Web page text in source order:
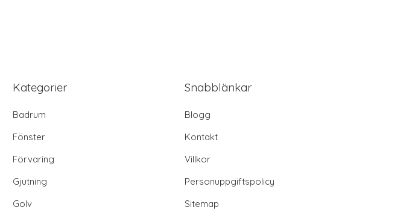
Kategorier
Badrum
Fönster
Förvaring
Gjutning
Golv
Snabblänkar
Blogg
Kontakt
Villkor
Personuppgiftspolicy
Sitemap